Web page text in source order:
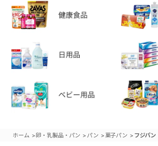
ホーム >卵・乳製品・パン > パン >菓子パン > フジパ